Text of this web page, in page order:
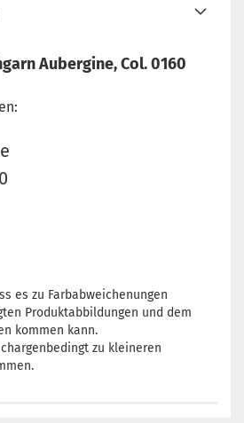
Aubergine, Col. 0160
es zu Farbabweichenungen
Produktabbildungen und dem
kommen kann.
zu kleineren